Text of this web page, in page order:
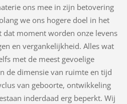
ons mee in zijn betovering
we ons hogere doel in het
dat moment worden onze levens
en vergankelijkheid. Alles wat
met de meest gevoelige
de dimensie van ruimte en tijd
van geboorte, ontwikkeling
inderdaad erg beperkt. Wij